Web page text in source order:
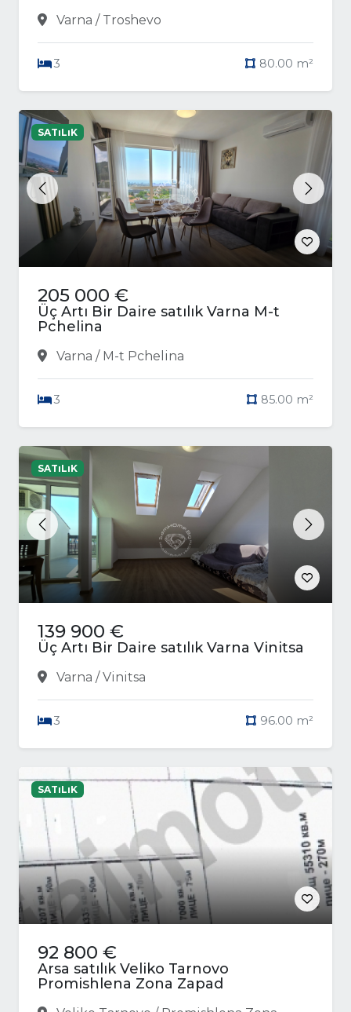
Varna / Troshevo
3 80.00 m²
Previous Next
SATıLıK
205 000 €
Üç Artı Bir Daire satılık Varna M-t
Pchelina
Varna / M-t Pchelina
3 85.00 m²
Previous Next
SATıLıK
139 900 €
Üç Artı Bir Daire satılık Varna Vinitsa
Varna / Vinitsa
3 96.00 m²
SATıLıK
92 800 €
Arsa satılık Veliko Tarnovo
Promishlena Zona Zapad